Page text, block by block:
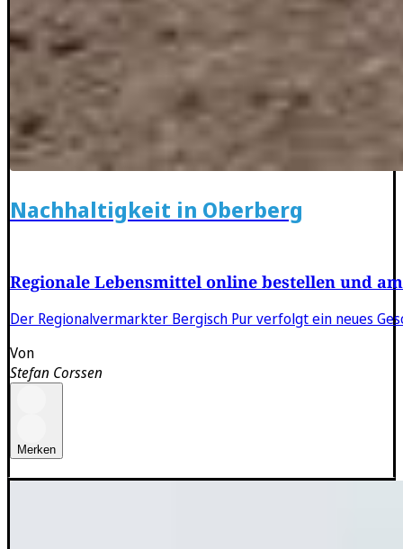
Nachhaltigkeit in Oberberg
Regionale Lebensmittel online bestellen und
Der Regionalvermarkter Bergisch Pur verfolgt ein neues
Von
Stefan Corssen
Merken